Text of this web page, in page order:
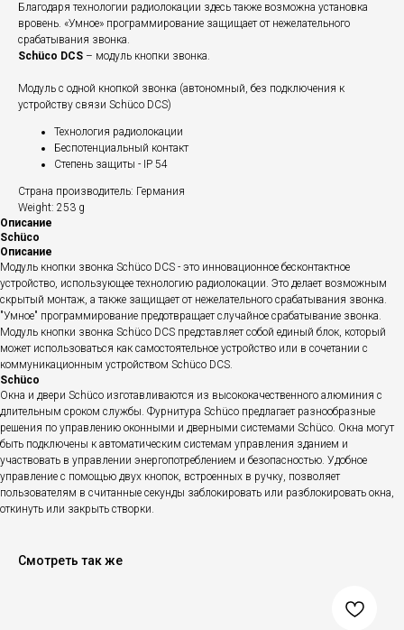
Благодаря технологии радиолокации здесь также возможна установка
вровень. «Умное» программирование защищает от нежелательного
срабатывания звонка.
Schüco DCS – модуль кнопки звонка.
Модуль с одной кнопкой звонка (автономный, без подключения к
устройству связи Schüco DCS)
Технология радиолокации
Беспотенциальный контакт
Степень защиты - IP 54
Страна производитель: Германия
Weight: 253 g
Описание
Schüco
Описание
Модуль кнопки звонка Schüco DCS - это инновационное бесконтактное
устройство, использующее технологию радиолокации. Это делает возможным
скрытый монтаж, а также защищает от нежелательного срабатывания звонка.
"Умное" программирование предотвращает случайное срабатывание звонка.
Модуль кнопки звонка Schüco DCS представляет собой единый блок, который
может использоваться как самостоятельное устройство или в сочетании с
коммуникационным устройством Schüco DCS.
Schüco
Окна и двери Schüco изготавливаются из высококачественного алюминия с
длительным сроком службы. Фурнитура Schüco предлагает разнообразные
решения по управлению оконными и дверными системами Schüco. Окна могут
быть подключены к автоматическим системам управления зданием и
участвовать в управлении энергопотреблением и безопасностью. Удобное
управление с помощью двух кнопок, встроенных в ручку, позволяет
пользователям в считанные секунды заблокировать или разблокировать окна,
откинуть или закрыть створки.
Смотреть так же